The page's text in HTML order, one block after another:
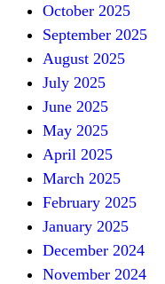
October 2025
September 2025
August 2025
July 2025
June 2025
May 2025
April 2025
March 2025
February 2025
January 2025
December 2024
November 2024